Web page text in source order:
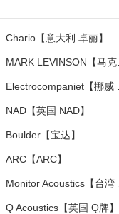
Chario【意大利 卓丽】
MARK
NAD【英国 NAD】
Boulder【宝达】
ARC【ARC】
Q Acoustics【英国 Q牌】